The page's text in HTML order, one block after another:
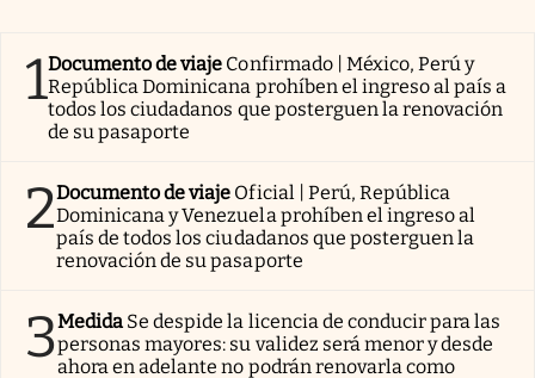
1Documento de viaje Confirmado | México, Perú y
República Dominicana prohíben el ingreso al país a
todos los ciudadanos que posterguen la renovación
de su pasaporte
2Documento de viaje Oficial | Perú, República
Dominicana y Venezuela prohíben el ingreso al
país de todos los ciudadanos que posterguen la
renovación de su pasaporte
3Medida Se despide la licencia de conducir para las
personas mayores: su validez será menor y desde
ahora en adelante no podrán renovarla como